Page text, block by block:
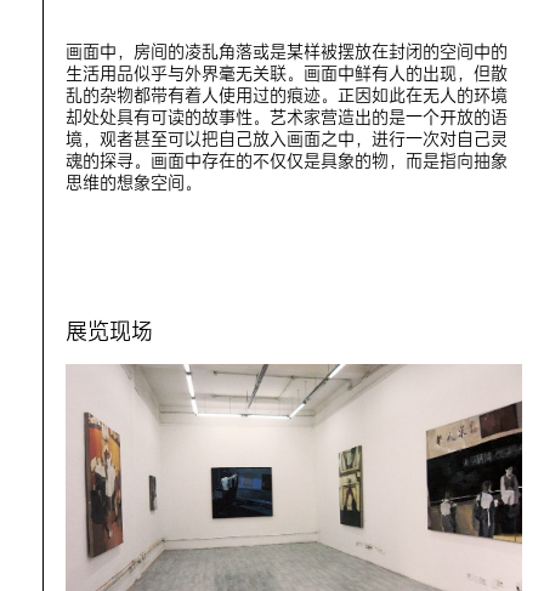
画面中，房间的凌乱角落或是某样被摆放在封闭的空间中的
生活用品似乎与外界毫无关联。画面中鲜有人的出现，但散
乱的杂物都带有着人使用过的痕迹。正因如此在无人的环境
却处处具有可读的故事性。艺术家营造出的是一个开放的语
境，观者甚至可以把自己放入画面之中，进行一次对自己灵
魂的探寻。画面中存在的不仅仅是具象的物，而是指向抽象
思维的想象空间。
展览现场